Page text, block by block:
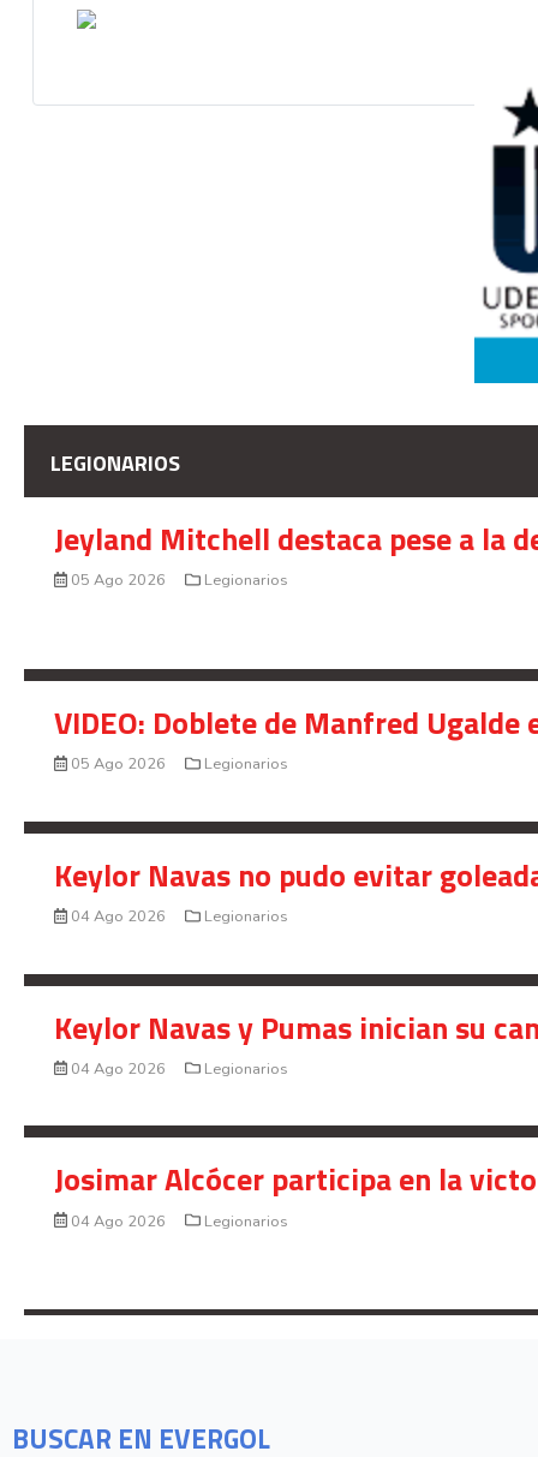
BUSCAR EN EVERGOL
LEGIONARIOS
Jeyland Mitchell destaca pese a la
05 Ago 2026 Legionarios
VIDEO: Doblete de Manfred
05 Ago 2026 Legionarios
Keylor Navas no pudo evitar
04 Ago 2026 Legionarios
Keylor Navas y Pumas inician su
04 Ago 2026 Legionarios
Josimar Alcócer participa en la
04 Ago 2026 Legionarios